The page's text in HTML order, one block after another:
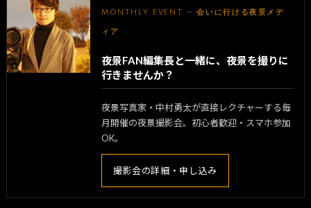
MONTHLY EVENT — 会いに行ける夜景メデ
ィア
夜景FAN編集長と一緒に、夜景を撮りに
行きませんか？
夜景写真家・中村勇太が直接レクチャーする毎
月開催の夜景撮影会。初心者歓迎・スマホ参加
OK。
撮影会の詳細・申し込み